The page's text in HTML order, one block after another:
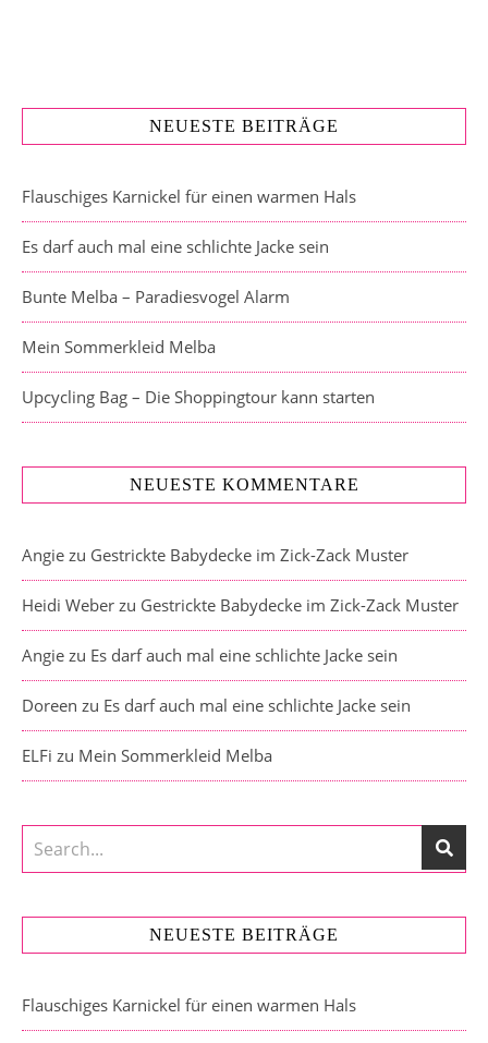
NEUESTE BEITRÄGE
Flauschiges Karnickel für einen warmen Hals
Es darf auch mal eine schlichte Jacke sein
Bunte Melba – Paradiesvogel Alarm
Mein Sommerkleid Melba
Upcycling Bag – Die Shoppingtour kann starten
NEUESTE KOMMENTARE
Angie zu Gestrickte Babydecke im Zick-Zack Muster
Heidi Weber zu Gestrickte Babydecke im Zick-Zack Muster
Angie zu Es darf auch mal eine schlichte Jacke sein
Doreen zu Es darf auch mal eine schlichte Jacke sein
ELFi zu Mein Sommerkleid Melba
NEUESTE BEITRÄGE
Flauschiges Karnickel für einen warmen Hals